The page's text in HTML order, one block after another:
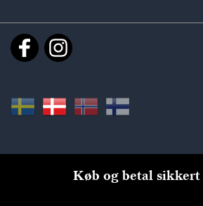
Køb og betal sikkert